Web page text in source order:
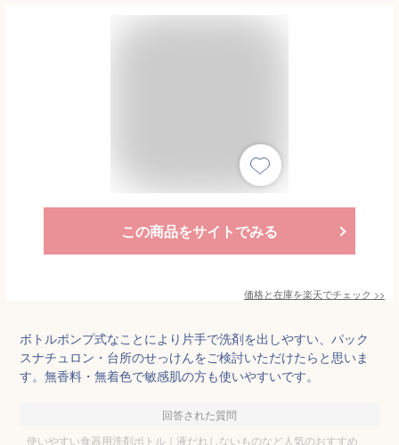
この商品をサイトでみる
価格と在庫を楽天でチェック >>
ボトルポンプ式なことにより片手で洗剤を出しやすい、パック
スナチュロン・台所のせっけんをご検討いただけたらと思いま
す。無香料・無着色で敏感肌の方も使いやすいです。
回答された質問
使いやすい食器用洗剤ボトル｜液だれしないものなど人気のおすすめ